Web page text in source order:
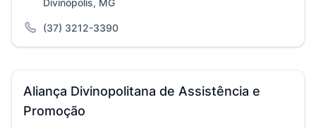
Divinópolis, MG
(37) 3212-3390
Aliança Divinopolitana de Assistência e
Promoção